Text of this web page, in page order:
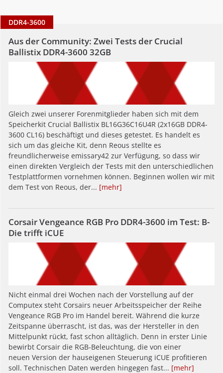
DDR4-3600
Aus der Community: Zwei Tests der Crucial
Ballistix DDR4-3600 32GB
Gleich zwei unserer Forenmitglieder haben sich mit dem
Speicherkit Crucial Ballistix BL16G36C16U4R (2x16GB DDR4-
3600 CL16) beschäftigt und dieses getestet. Es handelt es
sich um das gleiche Kit, denn Reous stellte es
freundlicherweise emissary42 zur Verfügung, so dass wir
einen direkten Vergleich der Tests mit den unterschiedlichen
Testplattformen vornehmen können. Beginnen wollen wir mit
dem Test von Reous, der... [mehr]
Corsair Vengeance RGB Pro DDR4-3600 im Test: B-
Die trifft iCUE
Nicht einmal drei Wochen nach der Vorstellung auf der
Computex steht Corsairs neuer Arbeitsspeicher der Reihe
Vengeance RGB Pro im Handel bereit. Während die kurze
Zeitspanne überrascht, ist das, was der Hersteller in den
Mittelpunkt rückt, fast schon alltäglich. Denn in erster Linie
bewirbt Corsair die RGB-Beleuchtung, die von einer
neuen Version der hauseigenen Steuerung iCUE profitieren
soll. Technischen Daten werden hingegen fast... [mehr]